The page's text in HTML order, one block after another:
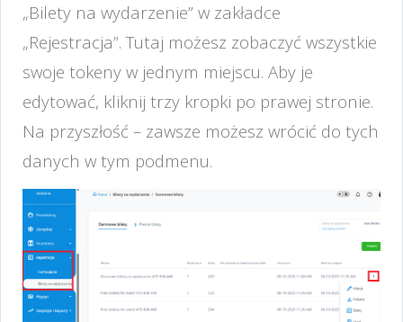
„Bilety na wydarzenie” w zakładce
„Rejestracja”. Tutaj możesz zobaczyć wszystkie
swoje tokeny w jednym miejscu. Aby je
edytować, kliknij trzy kropki po prawej stronie.
Na przyszłość – zawsze możesz wrócić do tych
danych w tym podmenu.